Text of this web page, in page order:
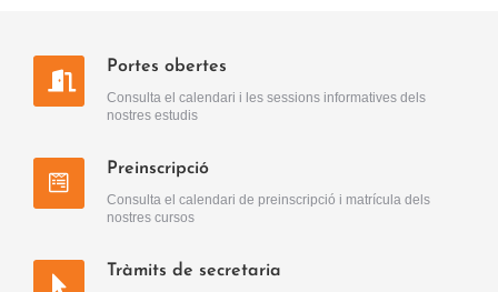
Portes obertes
Consulta el calendari i les sessions informatives dels
nostres estudis
Preinscripció
Consulta el calendari de preinscripció i matrícula dels
nostres cursos
Tràmits de secretaria